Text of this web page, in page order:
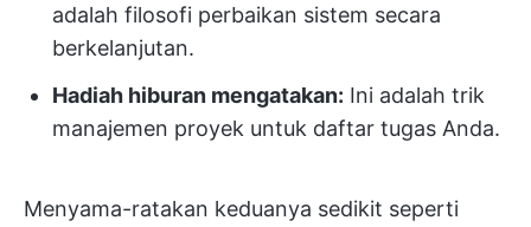
adalah filosofi perbaikan sistem secara
berkelanjutan.
Hadiah hiburan mengatakan: Ini adalah trik
manajemen proyek untuk daftar tugas Anda.
Menyama-ratakan keduanya sedikit seperti